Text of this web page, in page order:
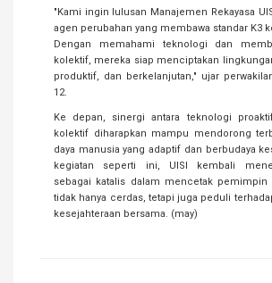
"Kami ingin lulusan Manajemen Rekayasa
agen perubahan yang membawa standar K3
Dengan memahami teknologi dan
kolektif, mereka siap menciptakan
produktif, dan berkelanjutan," ujar
12.
Ke depan, sinergi antara teknologi
kolektif diharapkan mampu mendorong
daya manusia yang adaptif dan berbudaya
kegiatan seperti ini, UISI kembali
sebagai katalis dalam mencetak pemimpin
tidak hanya cerdas, tetapi juga peduli
kesejahteraan bersama. (may)